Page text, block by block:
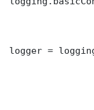
logger =